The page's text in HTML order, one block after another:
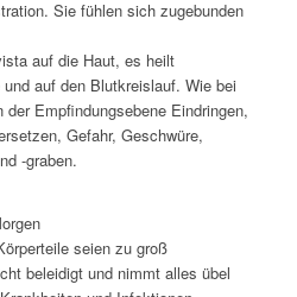
Sie fühlen sich zugebunden
auf die Haut, es heilt
auf den Blutkreislauf. Wie bei
der Empfindungsebene Eindringen,
Gefahr, Geschwüre,
-graben.
seien zu groß
beleidigt und nimmt alles übel